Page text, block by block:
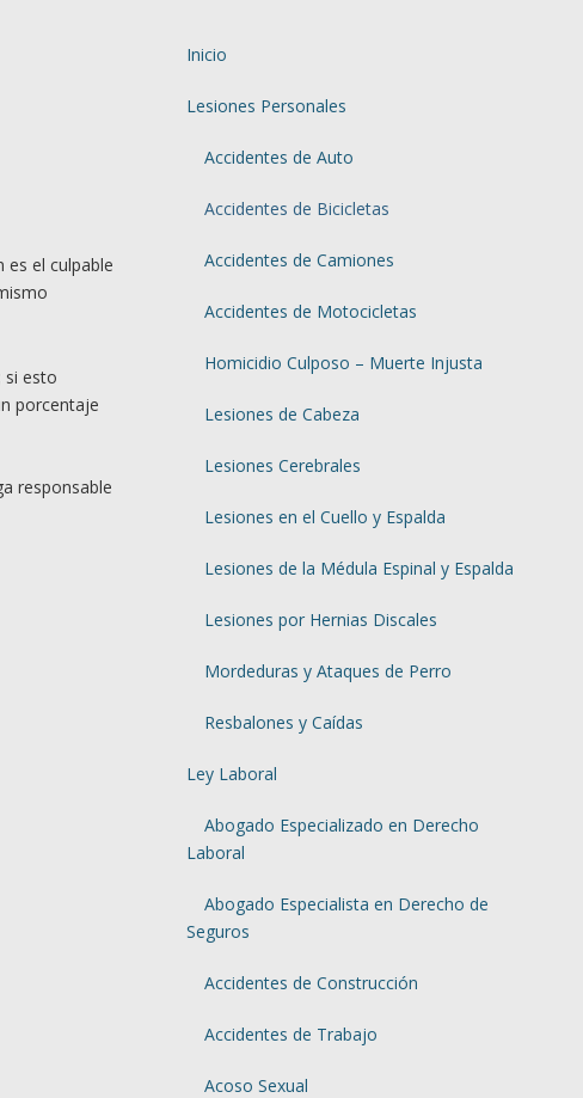
el culpable
si esto
porcentaje
responsable
Inicio
Lesiones Personales
Accidentes de Auto
Accidentes de Bicicletas
Accidentes de Camiones
Accidentes de Motocicletas
Homicidio Culposo – Muerte Injusta
Lesiones de Cabeza
Lesiones Cerebrales
Lesiones en el Cuello y Espalda
Lesiones de la Médula Espinal y Espalda
Lesiones por Hernias Discales
Mordeduras y Ataques de Perro
Resbalones y Caídas
Ley Laboral
Abogado Especializado en Derecho
Laboral
Abogado Especialista en Derecho de
Seguros
Accidentes de Construcción
Accidentes de Trabajo
Acoso Sexual